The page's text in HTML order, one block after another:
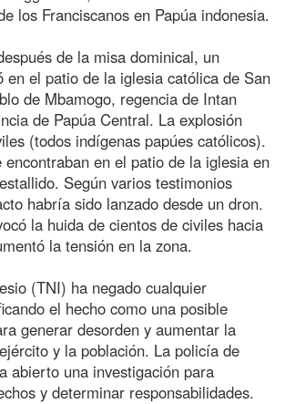
los Franciscanos en Papúa indonesia.
de la misa dominical, un
en el patio de la iglesia católica de San
de Mbamogo, regencia de Intan
de Papúa Central. La explosión
(todos indígenas papúes católicos).
encontraban en el patio de la iglesia en
Según varios testimonios
habría sido lanzado desde un dron.
la huida de cientos de civiles hacia
la tensión en la zona.
(TNI) ha negado cualquier
el hecho como una posible
generar desorden y aumentar la
y la población. La policía de
abierto una investigación para
y determinar responsabilidades.